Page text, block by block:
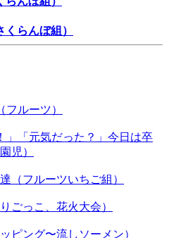
らんぼ組）
ルーツ）
」「元気だった？」今日は卒
児）
（フルーツいちご組）
ごっこ、花火大会）
ピング〜流しソーメン）